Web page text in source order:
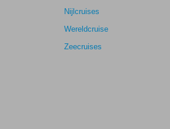
Nijlcruises
Wereldcruise
Zeecruises